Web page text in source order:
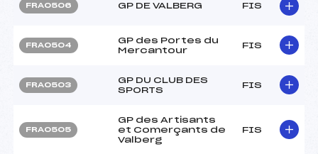
FRA0506 GP DE VALBERG FIS
FRA0504
GP des Portes du
Mercantour
FIS
FRA0503
GP DU CLUB DES
SPORTS
FIS
FRA0505
GP des Artisants
et Comerçants de
Valberg
FIS